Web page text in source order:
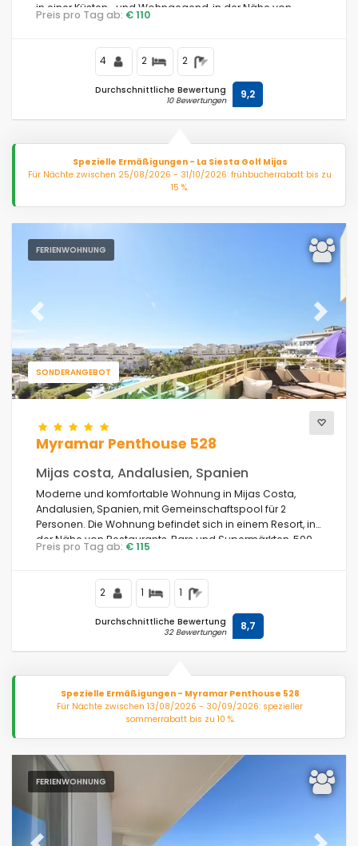
Zuletzt aufgerufen
Ihre Favoriten (0)
Luxusimmobilien (9)
Wochenende (1)
Für die Familie (0)
Für Paare
In Strandnähe
Am Golfplätze in
Im Stadtgebiet (9)
ländlicher Umgebung (2)
Halbpension (0)
in einer Küsten- und Wohngegend, in der Nähe von
Supermärkten und 5 km von Fuengirola entfernt.
Preis pro Tag ab: € 110
4 2 2
Durchschnittliche Bewertung
10 Bewertungen 9,2
Spezielle Ermäßigungen - La Siesta Golf Mijas
Für Nächte zwischen 25/08/2026 - 31/10/2026: frühbucherrabatt bis zu
15 %.
FERIENWOHNUNG
SONDERANGEBOT
Previous Next
Myramar Penthouse 528
Mijas costa, Andalusien, Spanien
Moderne und komfortable Wohnung in Mijas Costa,
Andalusien, Spanien, mit Gemeinschaftspool für 2
Personen. Die Wohnung befindet sich in einem Resort, in
der Nähe von Restaurants, Bars und Supermärkten, 500
m vom Strand El Faro, 5 km von Fuengirola und 0,5 km
Preis pro Tag ab: € 115
2 1 1
Durchschnittliche Bewertung
32 Bewertungen 8,7
Spezielle Ermäßigungen - Myramar Penthouse 528
Für Nächte zwischen 13/08/2026 - 30/09/2026: spezieller
sommerrabatt bis zu 10 %.
FERIENWOHNUNG